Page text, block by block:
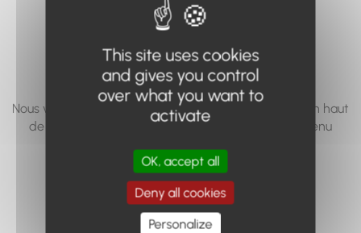
accéder n'existe
pas... ou plus.
Nous vous invitons à utiliser le moteur de recherche en haut
de page, ou à utiliser le menu pour trouver le contenu
Retour à l'accueil
This site uses cookies
and gives you control
over what you want to
activate
OK, accept all
Deny all cookies
Personalize